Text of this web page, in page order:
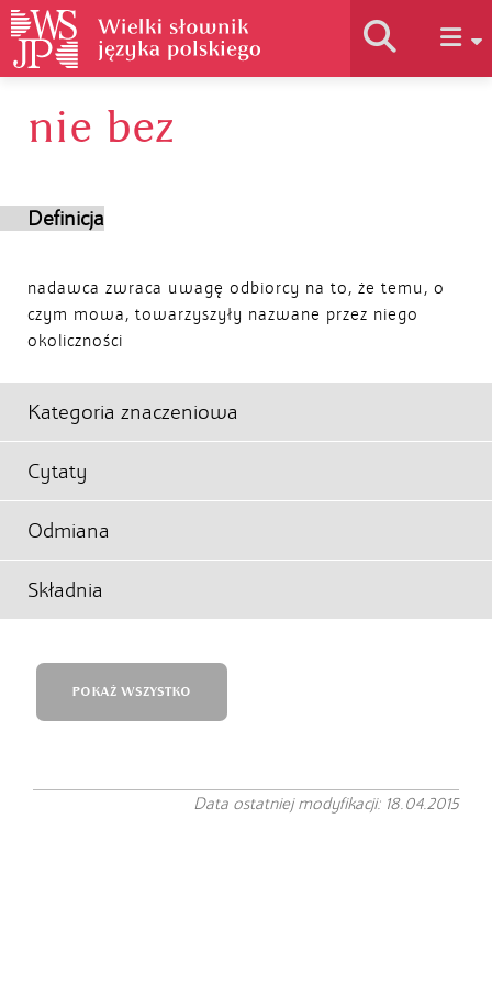
nie bez
Definicja
nadawca zwraca uwagę odbiorcy na to, że temu, o
czym mowa, towarzyszyły nazwane przez niego
okoliczności
Kategoria znaczeniowa
Cytaty
Odmiana
Składnia
POKAŻ WSZYSTKO
Data ostatniej modyfikacji: 18.04.2015